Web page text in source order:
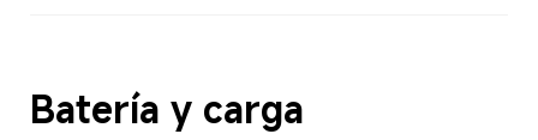
Batería y carga